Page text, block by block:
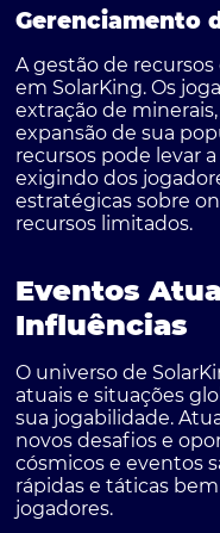
Gerenciamento
A gestão de
em SolarKing. Os
extração de
expansão de sua
recursos pode levar
exigindo dos
estratégicas sobre
recursos limitados.
Eventos
Influências
O universo de
atuais e situações
sua jogabilidade.
novos desafios e
cósmicos e eventos
rápidas e táticas
jogadores.